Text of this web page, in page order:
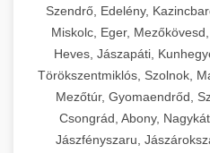
Szendrő, Edelény,
Miskolc, Eger,
Heves, Jászapáti,
Törökszentmiklós, Szolnok,
Mezőtúr, Gyomaendrőd,
Csongrád, Abony,
Jászfényszaru,